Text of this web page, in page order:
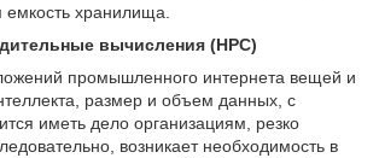
хранилища.
вычисления (HPC)
промышленного интернета вещей и
размер и объем данных, с
иметь дело организациям, резко
возникает необходимость в